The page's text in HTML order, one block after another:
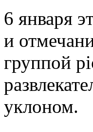
6 января
и
группой
уклоном.